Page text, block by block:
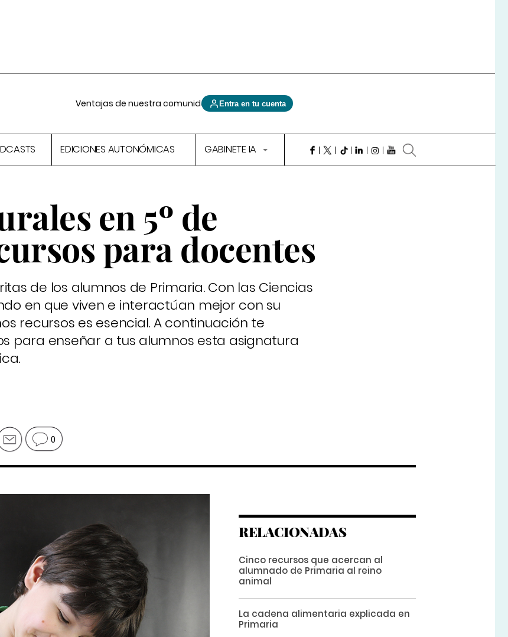
Ventajas de nuestra comunidad Entra en tu cuenta
EDICIONES AUTONÓMICAS GABINETE IA
en 5º de
para docentes
de los alumnos de Primaria. Con las Ciencias
en que viven e interactúan mejor con su
recursos es esencial. A continuación te
para enseñar a tus alumnos esta asignatura
0
RELACIONADAS
Cinco recursos que acercan al
alumnado de Primaria al reino
animal
La cadena alimentaria explicada en
Primaria